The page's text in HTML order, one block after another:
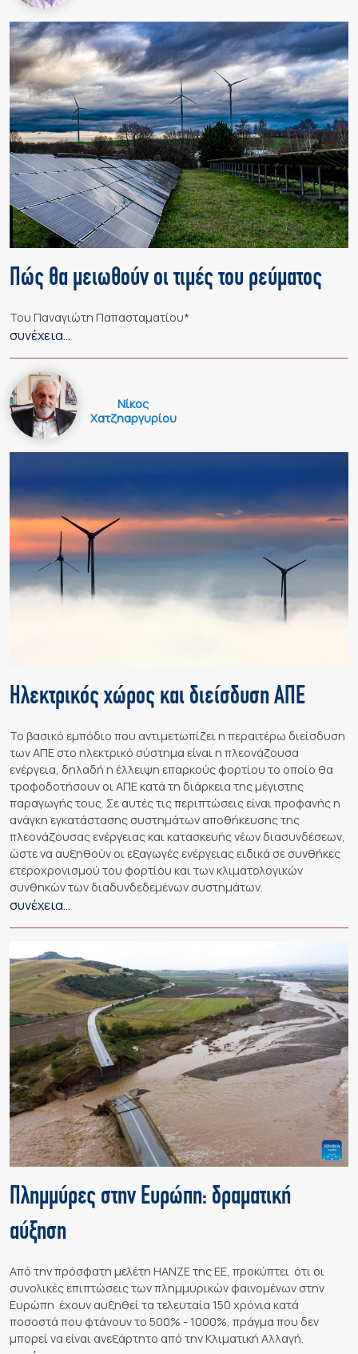
Πώς θα μειωθούν οι τιμές του ρεύματος
Του Παναγιώτη Παπασταματίου*
συνέχεια…
Νίκος
Χατζηαργυρίου
Ηλεκτρικός χώρος και διείσδυση ΑΠΕ
Το βασικό εμπόδιο που αντιμετωπίζει η περαιτέρω διείσδυση
των ΑΠΕ στο ηλεκτρικό σύστημα είναι η πλεονάζουσα
ενέργεια, δηλαδή η έλλειψη επαρκούς φορτίου το οποίο θα
τροφοδοτήσουν οι ΑΠΕ κατά τη διάρκεια της μέγιστης
παραγωγής τους. Σε αυτές τις περιπτώσεις είναι προφανής η
ανάγκη εγκατάστασης συστημάτων αποθήκευσης της
πλεονάζουσας ενέργειας και κατασκευής νέων διασυνδέσεων,
ώστε να αυξηθούν οι εξαγωγές ενέργειας ειδικά σε συνθήκες
ετεροχρονισμού του φορτίου και των κλιματολογικών
συνθηκών των διαδυνδεδεμένων συστημάτων.
συνέχεια…
Πλημμύρες στην Ευρώπη: δραματική
αύξηση
Από την πρόσφατη μελέτη HANZE της EE, προκύπτει ότι οι
συνολικές επιπτώσεις των πλημμυρικών φαινομένων στην
Ευρώπη έχουν αυξηθεί τα τελευταία 150 χρόνια κατά
ποσοστά που φτάνουν το 500% - 1000%, πράγμα που δεν
μπορεί να είναι ανεξάρτητο από την Κλιματική Αλλαγή.